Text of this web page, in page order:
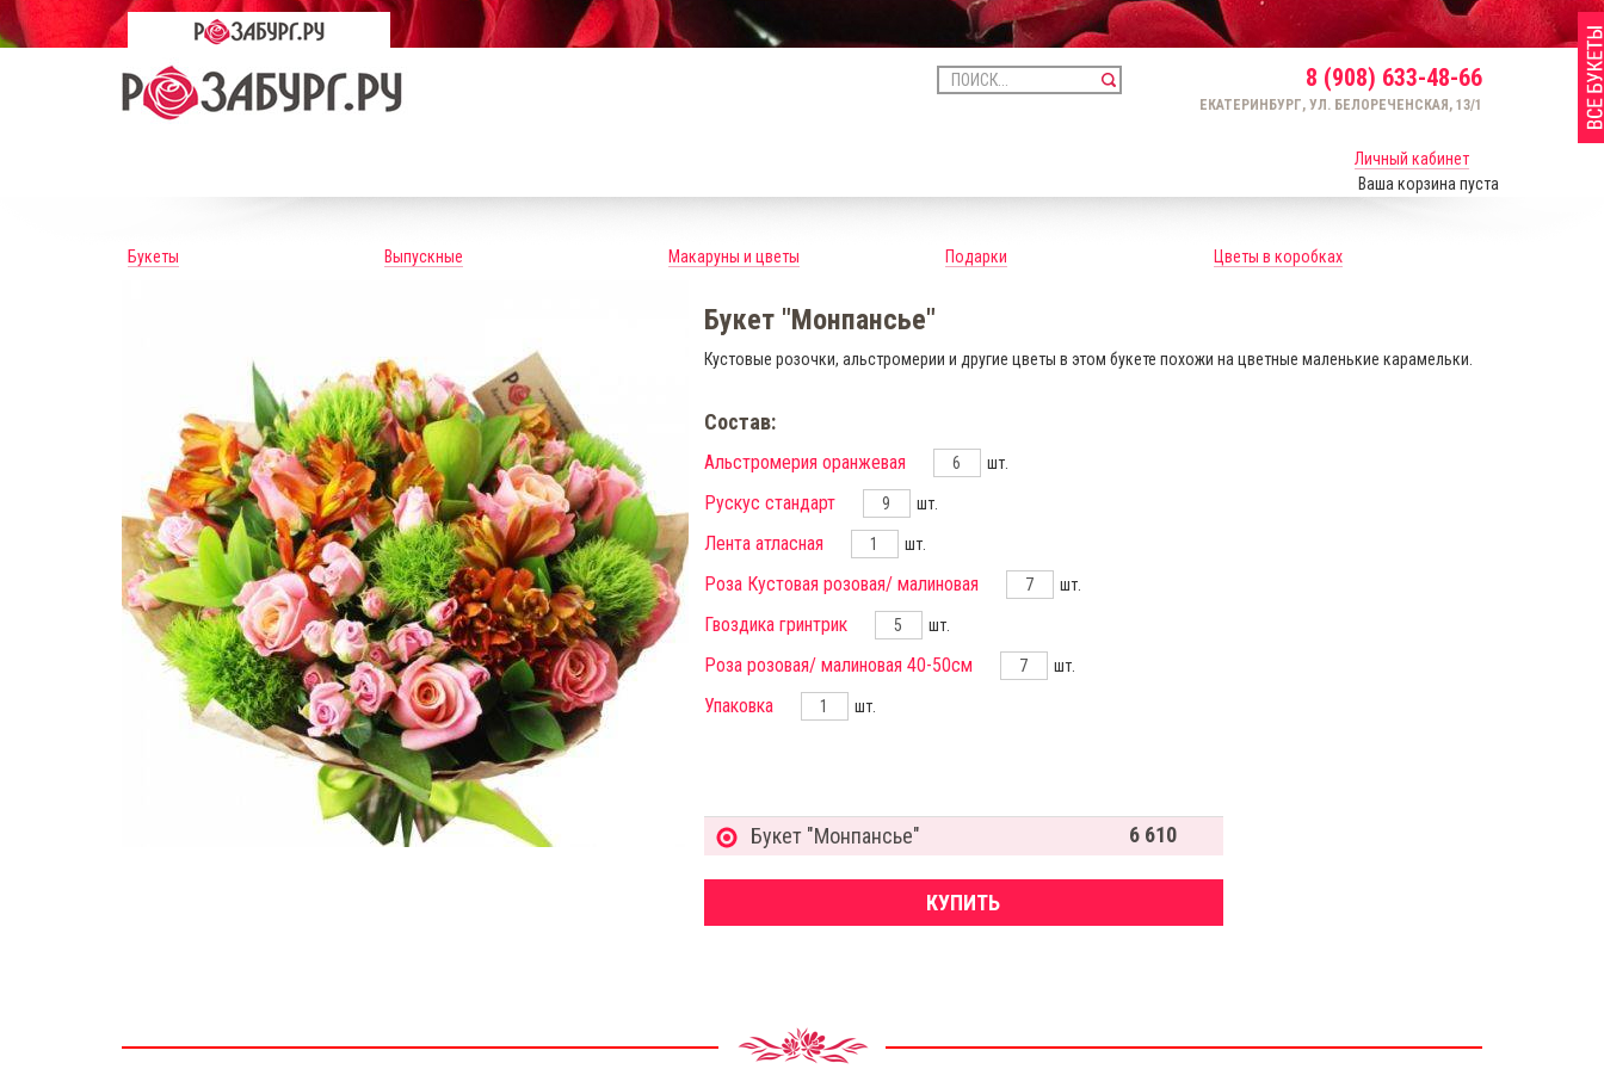
8 (908) 633-48-66
ЕКАТЕРИНБУРГ, УЛ. БЕЛОРЕЧЕНСКАЯ, 13/1
Личный кабинет
Ваша корзина пуста
Букеты Выпускные Макаруны и цветы Подарки Цветы в коробках
Букет "Монпансье"
Кустовые розочки, альстромерии и другие цветы в этом букете похожи на цветные маленькие карамельки.
Состав:
Альстромерия оранжевая шт.
Рускус стандарт шт.
Лента атласная шт.
Роза Кустовая розовая/ малиновая шт.
Гвоздика гринтрик шт.
Роза розовая/ малиновая 40-50см шт.
Упаковка шт.
Букет "Монпансье" 6 610
КУПИТЬ